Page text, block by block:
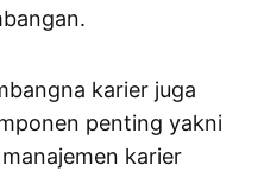
karier juga
penting yakni
karier